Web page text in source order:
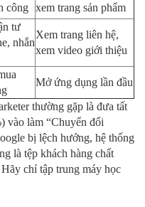
công xem trang sản phẩm
tư
nhắn
Xem trang liên hệ,
xem video giới thiệu
Mở ứng dụng lần đầu
thường gặp là đưa tất
vào làm “Chuyển đổi
bị lệch hướng, hệ thống
là tệp khách hàng chất
chỉ tập trung máy học